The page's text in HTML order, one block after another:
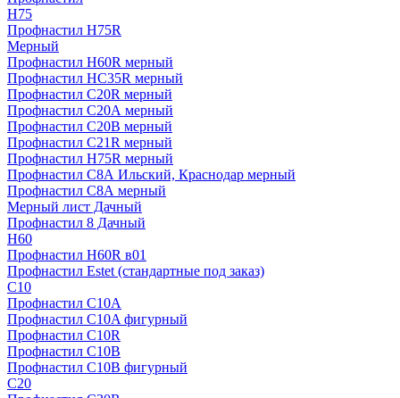
H75
Профнастил H75R
Мерный
Профнастил H60R мерный
Профнастил HC35R мерный
Профнастил С20R мерный
Профнастил С20А мерный
Профнастил С20В мерный
Профнастил С21R мерный
Профнастил Н75R мерный
Профнастил С8А Ильский, Краснодар мерный
Профнастил С8А мерный
Мерный лист Дачный
Профнастил 8 Дачный
Н60
Профнастил H60R в01
Профнастил Estet (стандартные под заказ)
C10
Профнастил С10A
Профнастил С10A фигурный
Профнастил С10R
Профнастил С10В
Профнастил С10В фигурный
C20